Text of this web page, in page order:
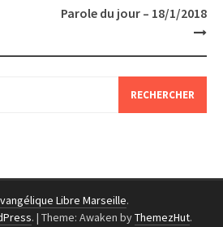
Parole du jour – 18/1/2018
Libre Marseille.
. | Theme: Awaken byThemezHut.